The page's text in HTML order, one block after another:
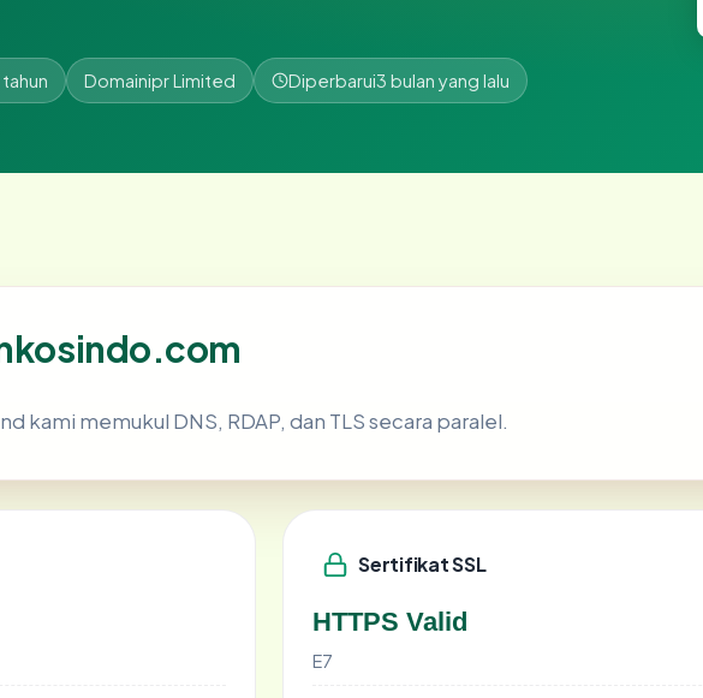
Domainipr Limited Diperbarui3 bulan yang lalu
kami memukul DNS, RDAP, dan TLS secara paralel.
Sertifikat SSL
HTTPS Valid
E7